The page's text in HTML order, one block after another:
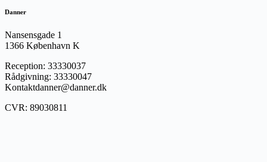
Danner
Nansensgade 1
1366 København K
Reception: 33330037
Rådgivning: 33330047
Kontaktdanner@danner.dk
CVR: 89030811